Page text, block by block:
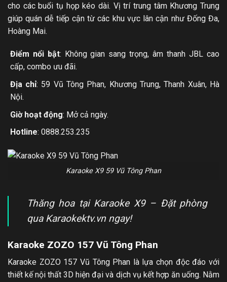
cho các buổi tụ họp kéo dài. Vị trí trung tâm Khương Trung
giúp quán dễ tiếp cận từ các khu vực lân cận như Đống Đa,
Hoàng Mai.
Điểm nổi bật: Không gian sang trọng, âm thanh JBL cao
cấp, combo ưu đãi.
Địa chỉ: 59 Vũ Tông Phan, Khương Trung, Thanh Xuân, Hà
Nội.
Giờ hoạt động: Mở cả ngày.
Hotline: 0888.253.235
Karaoke X9 59 Vũ Tông Phan
Thăng hoa tại Karaoke X9 – Đặt phòng
qua Karaokektv.vn ngay!
Karaoke ZOZO 157 Vũ Tông Phan
Karaoke ZOZO 157 Vũ Tông Phan là lựa chọn độc đáo với
thiết kế nội thất 3D hiện đại và dịch vụ kết hợp ăn uống. Nằm